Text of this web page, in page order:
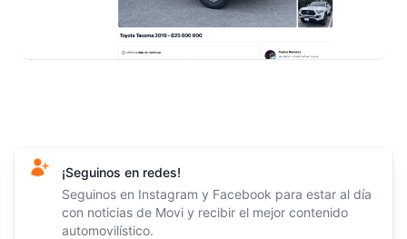
¡Seguinos en redes!
Seguinos en Instagram y Facebook para estar al día
con noticias de Movi y recibir el mejor contenido
automovilístico.